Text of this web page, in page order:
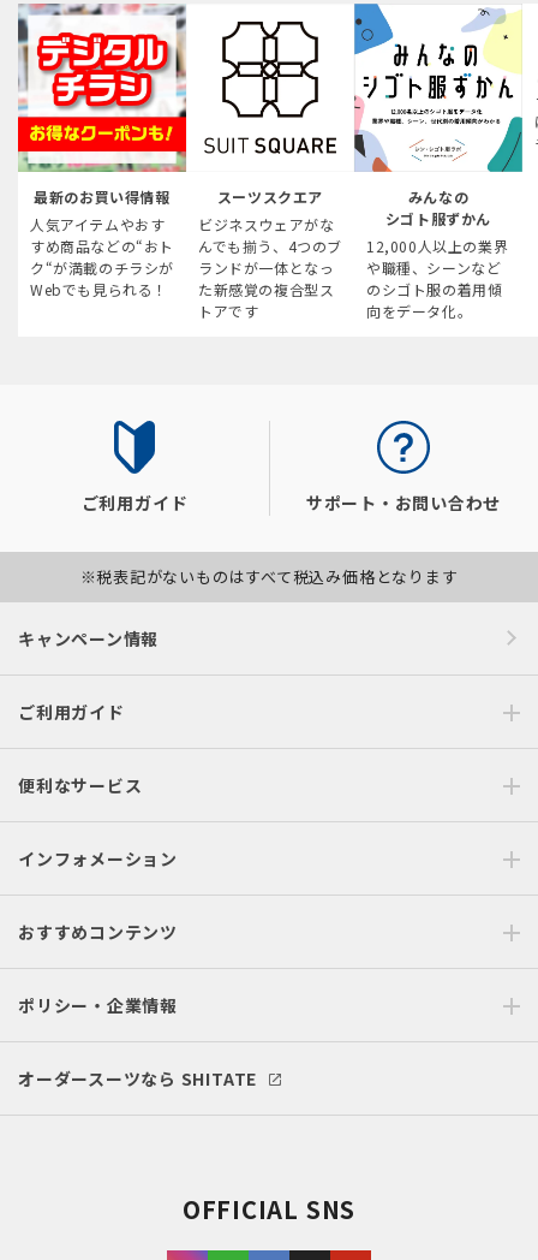
最新のお買い得情報
人気アイテムやおす
すめ商品などの“おト
ク“が満載のチラシが
Webでも見られる！
スーツスクエア
ビジネスウェアがな
んでも揃う、4つのブ
ランドが一体となっ
た新感覚の複合型ス
トアです
みんなの
シゴト服ずかん
12,000人以上の業界
や職種、シーンなど
のシゴト服の着用傾
向をデータ化。
ご利用ガイド サポート・お問い合わせ
※税表記がないものはすべて税込み価格となります
キャンペーン情報
ご利用ガイド
便利なサービス
インフォメーション
おすすめコンテンツ
ポリシー・企業情報
オーダースーツなら SHITATE
OFFICIAL SNS